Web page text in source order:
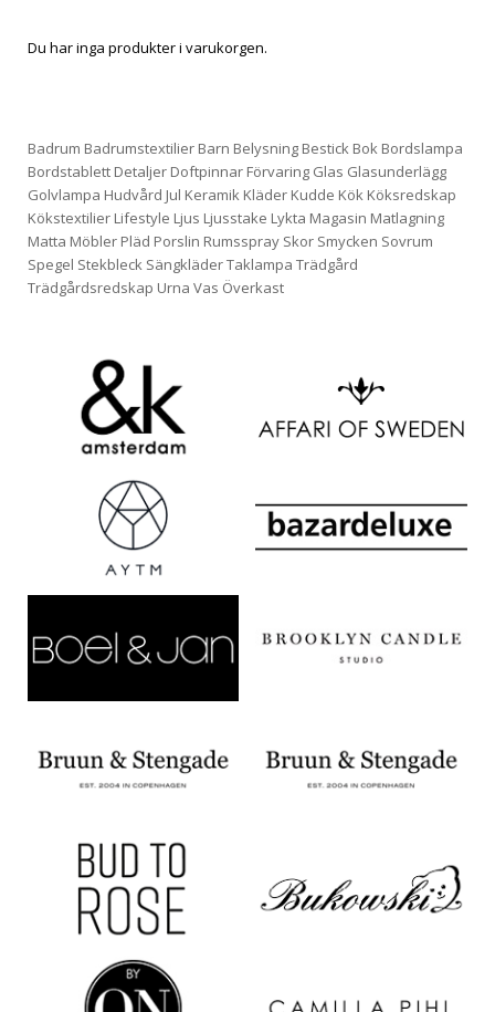
Du har inga produkter i varukorgen.
Badrum Badrumstextilier Barn Belysning Bestick Bok Bordslampa
Bordstablett Detaljer Doftpinnar Förvaring Glas Glasunderlägg
Golvlampa Hudvård Jul Keramik Kläder Kudde Kök Köksredskap
Kökstextilier Lifestyle Ljus Ljusstake Lykta Magasin Matlagning
Matta Möbler Pläd Porslin Rumsspray Skor Smycken Sovrum
Spegel Stekbleck SängkläderTaklampa Trädgård
Trädgårdsredskap Urna Vas Överkast